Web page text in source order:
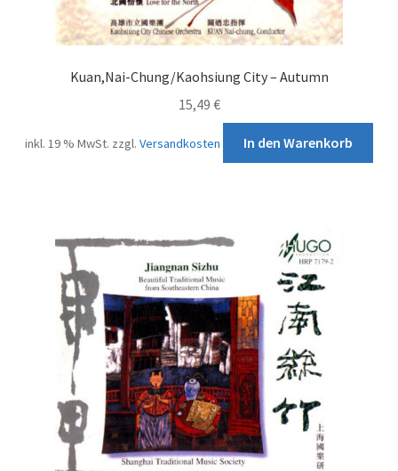
Kuan,Nai-Chung/Kaohsiung City – Autumn
15,49 €
inkl. 19 % MwSt. zzgl.Versandkosten In den Warenkorb